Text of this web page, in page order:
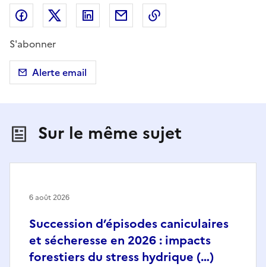
Partager sur Facebook
Partager sur X (anciennement Twitter)
Partager sur LinkedIn
Partager par email
S'abonner
Alerte email
Sur le même sujet
Succession d’épisodes caniculaires
et sécheresse en 2026 : impacts
forestiers du stress hydrique (…)
6 août 2026